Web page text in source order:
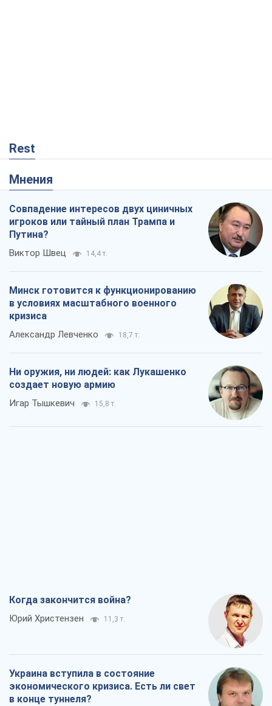
Rest
Мнения
Совпадение интересов двух циничных
игроков или тайный план Трампа и
Путина?
Виктор Швец 14,4 т.
Минск готовится к функционированию
в условиях масштабного военного
кризиса
Александр Левченко 18,7 т.
Ни оружия, ни людей: как Лукашенко
создает новую армию
Игар Тышкевич 15,8 т.
Когда закончится война?
Юрий Христензен 11,3 т.
Украина вступила в состояние
экономического кризиса. Есть ли свет
в конце туннеля?